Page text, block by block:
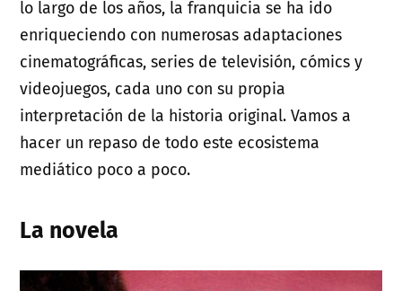
lo largo de los años, la franquicia se ha ido
enriqueciendo con numerosas adaptaciones
cinematográficas, series de televisión, cómics y
videojuegos, cada uno con su propia
interpretación de la historia original. Vamos a
hacer un repaso de todo este ecosistema
mediático poco a poco.
La novela